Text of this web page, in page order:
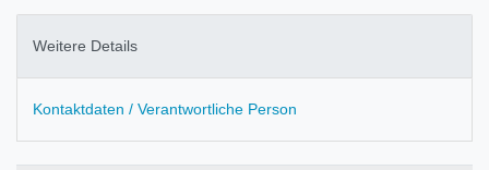
Weitere Details
Kontaktdaten / Verantwortliche Person